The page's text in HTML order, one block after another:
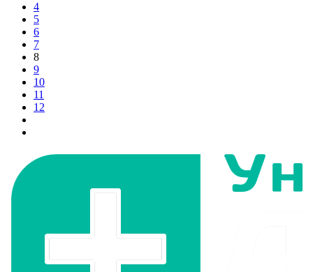
4
5
6
7
8
9
10
11
12